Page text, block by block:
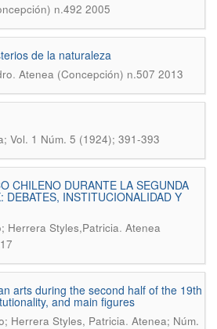
n.492 2005
de la naturaleza
. Atenea (Concepción) n.507 2013
Vol. 1 Núm. 5 (1924); 391-393
CHILENO DURANTE LA SEGUNDA
DEBATES, INSTITUCIONALIDAD Y
Herrera Styles,Patricia. Atenea
arts during the second half of the 19th
and main figures
Herrera Styles, Patricia. Atenea; Núm.